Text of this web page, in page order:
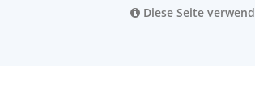
Diese Seite